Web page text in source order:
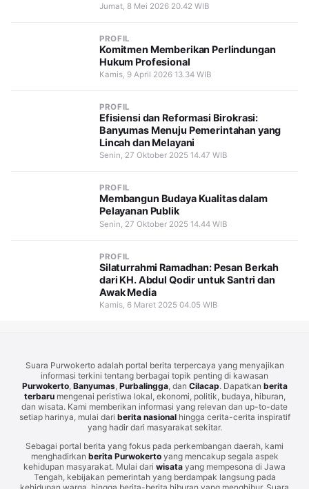
Jumat, 8 Mei 2026 20.42 WIB
PROFIL
Komitmen Memberikan Perlindungan
Hukum Profesional
Kamis, 9 April 2026 13.34 WIB
PROFIL
Efisiensi dan Reformasi Birokrasi:
Banyumas Menuju Pemerintahan yang
Lincah dan Melayani
Senin, 27 Oktober 2025 14.47 WIB
PROFIL
Membangun Budaya Kualitas dalam
Pelayanan Publik
Senin, 27 Oktober 2025 14.44 WIB
PROFIL
Silaturrahmi Ramadhan: Pesan Berkah
dari KH. Abdul Qodir untuk Santri dan
Awak Media
Kamis, 6 Maret 2025 04.05 WIB
Suara Purwokerto adalah portal berita terpercaya yang menyajikan
informasi terkini tentang berbagai topik penting di kawasan
Purwokerto, Banyumas, Purbalingga, dan Cilacap. Dapatkan berita
terbarumengenai peristiwa lokal, ekonomi, politik, budaya, hiburan,
dan wisata. Kami memberikan informasi yang relevan dan up-to-date
setiap harinya, mulai dari berita nasionalhingga cerita-cerita inspiratif
yang hadir dari masyarakat sekitar.
Sebagai portal berita yang fokus pada perkembangan daerah, kami
menghadirkan berita Purwokertoyang mencakup segala aspek
kehidupan masyarakat. Mulai dari wisata yang mempesona di Jawa
Tengah, kebijakan pemerintah yang berdampak langsung pada